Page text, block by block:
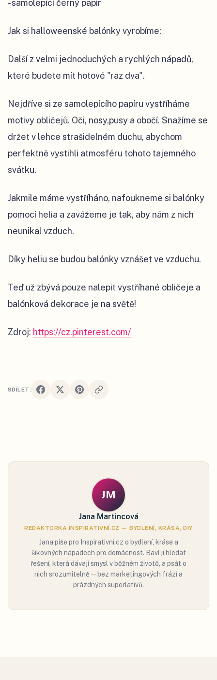
- samolepící černý papír
Jak si halloweenské balónky vyrobíme:
Další z velmi jednoduchých a rychlých nápadů,
které budete mít hotové "raz dva".
Nejdříve si ze samolepícího papíru vystříháme
motivy obličejů. Oči, nosy,pusy a obočí. Snažíme se
držet v lehce strašidelném duchu, abychom
perfektně vystihli atmosféru tohoto tajemného
svátku.
Jakmile máme vystříháno, nafoukneme si balónky
pomocí helia a zavážeme je tak, aby nám z nich
neunikal vzduch.
Díky heliu se budou balónky vznášet ve vzduchu.
Teď už zbývá pouze nalepit vystříhané obličeje a
balónková dekorace je na světě!
Zdroj: https://cz.pinterest.com/
SDÍLET:
JM
Jana Martincová
REDAKTORKA INSPIRATIVNÍ.CZ — BYDLENÍ, KRÁSA, DIY
Jana píše pro Inspirativní.cz o bydlení, kráse a
šikovných nápadech pro domácnost. Baví ji hledat
řešení, která dávají smysl v běžném životě, a psát o
nich srozumitelně — bez marketingových frází a
prázdných superlativů.